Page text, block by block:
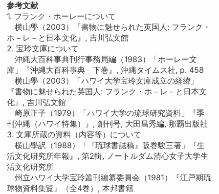
参考文献
1. フランク・ホーレーについて
横山學（2003）『書物に魅せられた英国人: フランク・
ホ－レ－と日本文化』, 吉川弘文館
2. 宝玲文庫について
沖縄大百科事典刊行事務局編（1983）「ホーレー文
庫」『沖縄大百科事典 下巻』, 沖縄タイムス社, p. 458
横山學（2003）「ハワイ大学宝玲文庫成立の経緯」
『書物に魅せられた英国人: フランク・ホ－レ－と日本文
化』, 吉川弘文館
崎原正子（1979）「ハワイ大学の琉球研究資料」『季
刊沖縄（ハワイ特集）』, 創刊号, 大田昌秀編, 那覇出版社
3. 文庫所蔵の資料（内容等）について
横山學訳（1988）「『琉球書誌稿』阪巻駿三著」『生
活文化研究所年報』, 第2輯, ノートルダム清心女子大学生
活文化研究所
州立ハワイ大学宝玲叢刊編纂委員会（1981）『江戸期琉
球物資料集覧』（全4巻）, 本邦書籍